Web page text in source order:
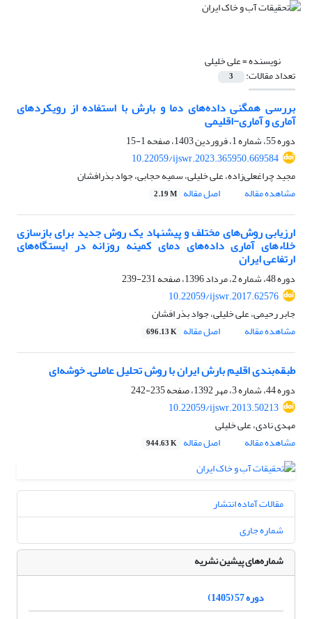
نویسنده =علی خلیلی
تعداد مقالات: 3
بررسی همگنی داده‌های دما و بارش با استفاده از رویکردهای
آماری و آماری-اقلیمی
دوره 55، شماره 1، فروردین 1403، صفحه
1-15
10.22059/ijswr.2023.365950.669584
مجید چراغعلی‌زاده، علی خلیلی، سمیه حجابی، جواد بذرافشان
مشاهده مقاله
اصل مقاله 2.19 M
ارزیابی روش‌های مختلف و پیشنهاد یک روش جدید برای بازسازی
خلاءهای آماری داده‌های دمای کمینه روزانه در ایستگاه‌های
ارتفاعی ایران
دوره 48، شماره 2، مرداد 1396، صفحه
231-239
10.22059/ijswr.2017.62576
جابر رحیمی، علی خلیلی، جواد بذر افشان
مشاهده مقاله
اصل مقاله 696.13 K
طبقه‌بندی اقلیم بارش ایران با روش تحلیل عاملی‌ـ خوشه‌ای
دوره 44، شماره 3، مهر 1392، صفحه
235-242
10.22059/ijswr.2013.50213
مهدی نادی، علی خلیلی
مشاهده مقاله
اصل مقاله 944.63 K
مقالات آماده انتشار
شماره جاری
شماره‌های پیشین نشریه
دوره 57 (1405)